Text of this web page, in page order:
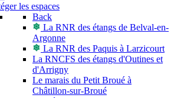
les espaces
Back
La RNR des étangs de Belval-en-
Argonne
La RNR des Paquis à Larzicourt
La RNCFS des étangs d'Outines et
d'Arrigny
Le marais du Petit Broué à
Châtillon-sur-Broué